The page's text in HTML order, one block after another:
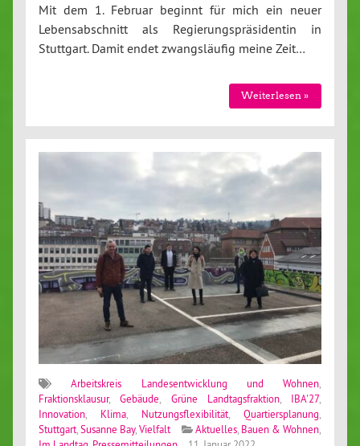
Mit dem 1. Februar beginnt für mich ein neuer
Lebensabschnitt als Regierungspräsidentin in
Stuttgart. Damit endet zwangsläufig meine Zeit…
Weiterlesen »
Arbeitskreis Landesentwicklung und Wohnen
Fraktionsklausur,Gebäude Grüne Landtagsfraktion, IBA'27,
Innovation
Klima Nutzungsflexibilität Quartiersplanung
Stuttgart ,Susanne Bay,Vielfalt Aktuelles, Bauen & Wohnen